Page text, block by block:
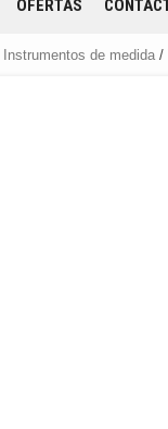
OFERTAS
Instrumentos de medida /